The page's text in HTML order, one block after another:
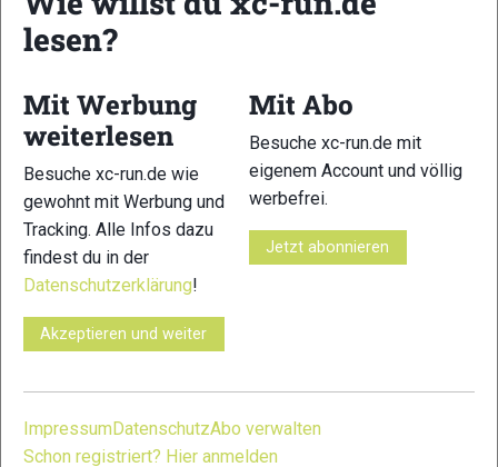
25
lesen?
Mit Werbung
weiterlesen
Besuche xc-run.de wie
gewohnt mit Werbung und
Tracking. Alle Infos dazu
findest du in der
Datenschutzerklärung!
Akzeptieren und weiter
Mit Abo
Besuche xc-run.de mit
eigenem Account und völlig
werbefrei.
Jetzt abonnieren
ImpressumDatenschutzAbo verwalten
Schon registriert? Hier anmelden